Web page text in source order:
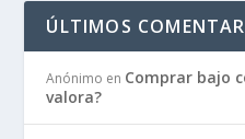
ÚLTIMOS
Anónimo en Comprar bajo
valora?